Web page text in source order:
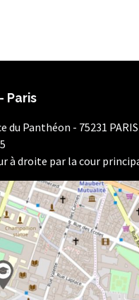
Paris
Panthéon - 75231 PARIS
à droite par la cour